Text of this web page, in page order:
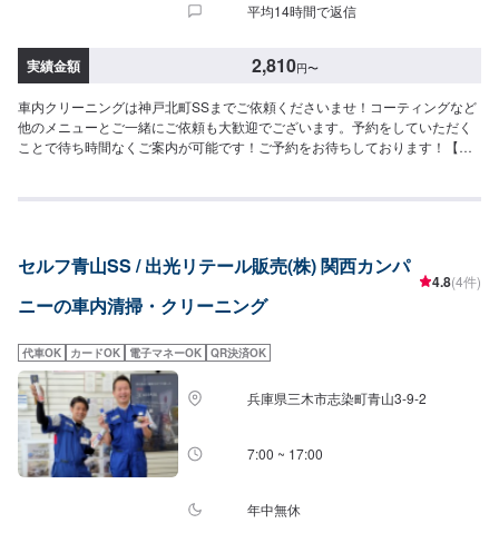
平均14時間で返信
実績金額 2,810円〜
車内クリーニングは神戸北町SSまでご依頼くださいませ！コーティングなど
他のメニューとご一緒にご依頼も大歓迎でございます。予約をしていただく
ことで待ち時間なくご案内が可能です！ご予約をお待ちしております！【参
セルフ青山SS / 出光リテール販売(株) 関西カンパ
ニーの車内清掃・クリーニング
4.8(4件)
代車OK カードOK 電子マネーOK QR決済OK
兵庫県三木市志染町青山3-9-2
7:00 ~ 17:00
年中無休